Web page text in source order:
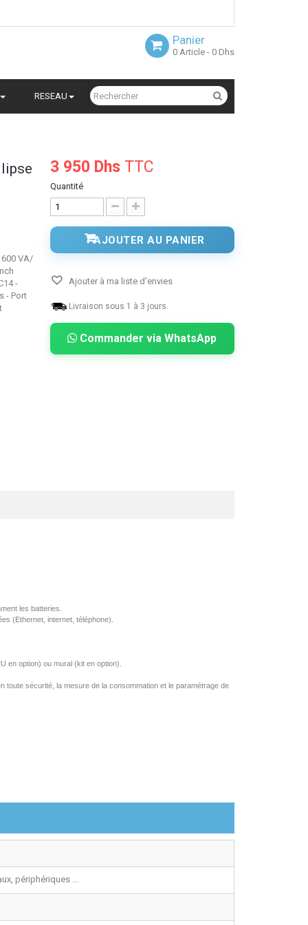
Panier
0 Article - 0 Dhs
RESEAU
VA/
-
- Port
3 950 Dhs TTC
Quantité
AJOUTER AU PANIER
Ajouter à ma liste d'envies
Livraison sous 1 à 3 jours.
Commander via WhatsApp
les batteries.
(Ethernet, internet, téléphone).
en option) ou mural (kit en option).
toute sécurité, la mesure de la consommation et le paramétrage de
périphériques ...